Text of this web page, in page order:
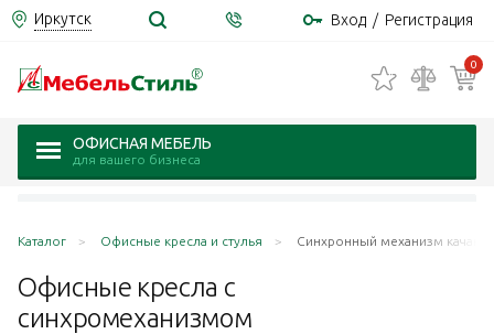
Иркутск Вход / Регистрация
0
ОФИСНАЯ МЕБЕЛЬ
для вашего бизнеса
Каталог Офисные кресла и стулья Синхронный механизм
Офисные кресла с
cинхромеханизмом